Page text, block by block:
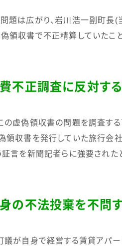
題は広がり、岩川浩一副町長(
領収書で不正精算していたこ
不正調査に反対す
の虚偽領収書の問題を調査す
領収書を発行していた旅行会
証言を新聞記者らに強要され
の不法投棄を不問
が自身で経営する賃貸アパ